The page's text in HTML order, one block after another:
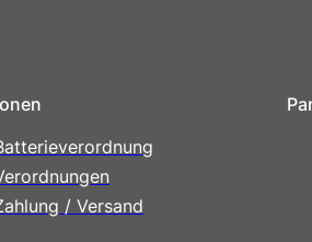
/ Versand